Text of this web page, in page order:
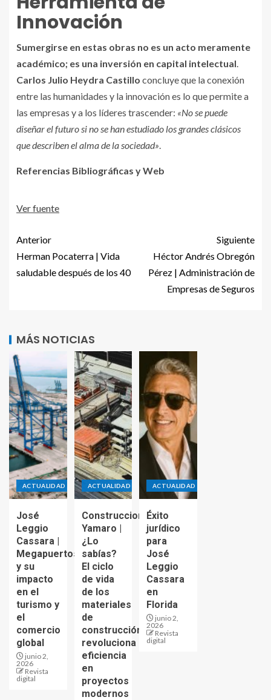
Innovación
Sumergirse en estas obras no es un acto meramente
académico; es una inversión en capital intelectual.
Carlos Julio Heydra Castillo concluye que la conexión
entre las humanidades y la innovación es lo que permite a
las empresas y a los líderes trascender: «No se puede
diseñar el futuro si no se han estudiado los grandes clásicos
que describen el alma de la sociedad».
Referencias Bibliográficas y Web
Ver fuente
Anterior
Herman Pocaterra | Vida
saludable después de los 40
Siguiente
Héctor Andrés Obregón
Pérez | Administración de
Empresas de Seguros
MÁS NOTICIAS
ACTUALIDAD
José
Leggio
Cassara |
Megapuertos
y su
impacto
en el
turismo y
el
comercio
global
junio 2,
2026
Revista
digital
ACTUALIDAD
Construcciones
Yamaro |
¿Lo
sabías?
El ciclo
de vida
de los
materiales
de
construcción
revoluciona
eficiencia
en
proyectos
modernos
ACTUALIDAD
Éxito
jurídico
para
José
Leggio
Cassara
en
Florida
junio 2,
2026
Revista
digital